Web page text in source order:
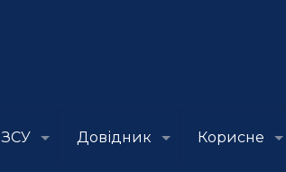
ЗСУ Довідник Корисне